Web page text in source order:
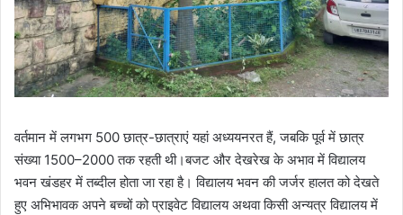
वर्तमान में लगभग 500 छात्र-छात्राएं यहां अध्ययनरत हैं, जबकि पूर्व में छात्र
संख्या 1500–2000 तक रहती थी।बजट और देखरेख के अभाव में विद्यालय
भवन खंडहर में तब्दील होता जा रहा है। विद्यालय भवन की जर्जर हालत को देखते
हुए अभिभावक अपने बच्चों को प्राइवेट विद्यालय अथवा किसी अन्यत्र विद्यालय में